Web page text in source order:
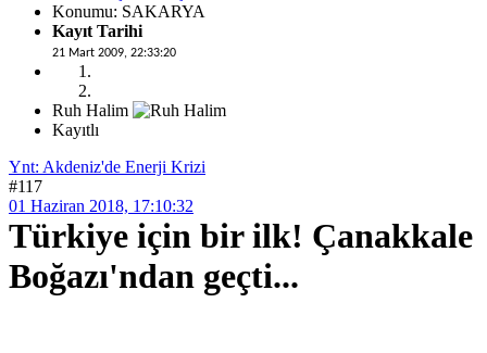
Konumu: SAKARYA
Kayıt Tarihi
21 Mart 2009, 22:33:20
Ruh Halim
Kayıtlı
Ynt: Akdeniz'de Enerji Krizi
#117
01 Haziran 2018, 17:10:32
Türkiye için bir ilk! Çanakkale
Boğazı'ndan geçti...